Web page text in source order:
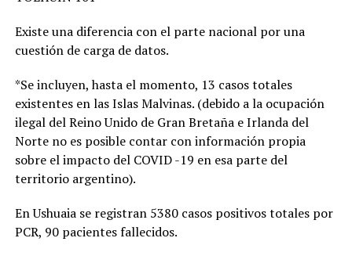
Existe una diferencia con el parte nacional por una
cuestión de carga de datos.
*Se incluyen, hasta el momento, 13 casos totales
existentes en las Islas Malvinas. (debido a la ocupación
ilegal del Reino Unido de Gran Bretaña e Irlanda del
Norte no es posible contar con información propia
sobre el impacto del COVID -19 en esa parte del
territorio argentino).
En Ushuaia se registran 5380 casos positivos totales por
PCR, 90 pacientes fallecidos.